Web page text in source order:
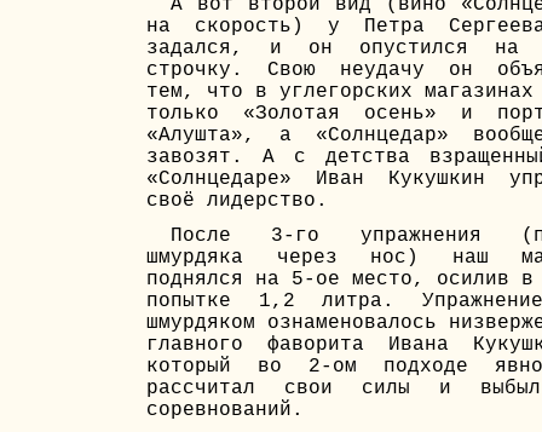
А вот второй вид (вино
на скорость) у Петра
задался, и он опустился на
строчку. Свою неудачу он
тем, что в углегорских магазинах
только «Золотая осень» и
«Алушта», а «Солнцедар»
завозят. А с детства
«Солнцедаре» Иван Кукушкин
своё лидерство.
После 3-го упражнения
шмурдяка через нос) наш
поднялся на 5-ое место, осилив
попытке 1,2 литра.
шмурдяком ознаменовалось
главного фаворита Ивана
который во 2-ом подходе
рассчитал свои силы и
соревнований.